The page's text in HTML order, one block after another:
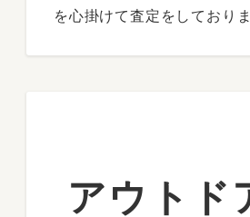
を心掛けて査定をしておりま
アウトド